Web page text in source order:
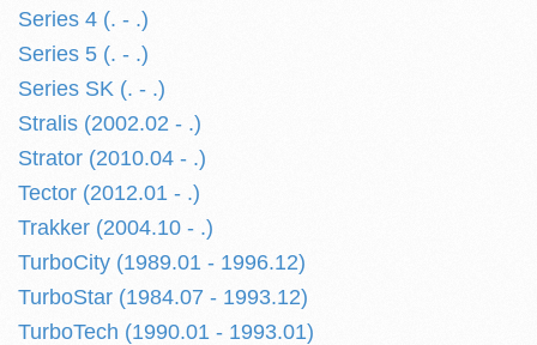
Series 4 (. - .)
Series 5 (. - .)
Series SK (. - .)
Stralis (2002.02 - .)
Strator (2010.04 - .)
Tector (2012.01 - .)
Trakker (2004.10 - .)
TurboCity (1989.01 - 1996.12)
TurboStar (1984.07 - 1993.12)
TurboTech (1990.01 - 1993.01)